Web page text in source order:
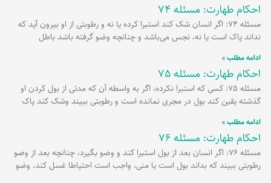
احکام طهارت: مسئله 74
مسئله 74: اگر انسان شک کند استبرا کرده یا نه و رطوبتی از او بیرون آید که
نداند پاک است یا نه، نجس می‌باشد و چنانچه وضو گرفته باشد باطل
ادامه مطلب »
احکام طهارت: مسئله 75
مسئله 75: کسی که استبرا نکرده، اگر به واسطه آن که مدتی از بول کردن او
گذشته یقین کند بول در مجری نمانده است و رطوبتی ببیند وشک کند پاک
ادامه مطلب »
احکام طهارت: مسئله 76
مسئله 76: اگر انسان بعد از بول استبرا کند و وضو بگیرد، چنانچه بعد از وضو
رطوبتی ببیند که بداند بول است یا منی، واجب است احتیاطا غسل کند، وضو